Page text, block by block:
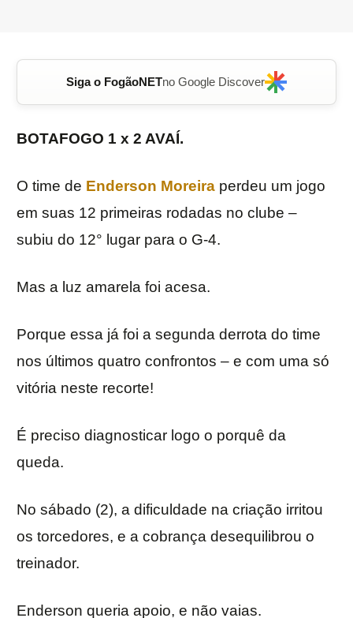
Siga o FogãoNETno Google Discover
BOTAFOGO 1 x 2 AVAÍ.
O time de Enderson Moreira perdeu um jogo
em suas 12 primeiras rodadas no clube –
subiu do 12° lugar para o G-4.
Mas a luz amarela foi acesa.
Porque essa já foi a segunda derrota do time
nos últimos quatro confrontos – e com uma só
vitória neste recorte!
É preciso diagnosticar logo o porquê da
queda.
No sábado (2), a dificuldade na criação irritou
os torcedores, e a cobrança desequilibrou o
treinador.
Enderson queria apoio, e não vaias.